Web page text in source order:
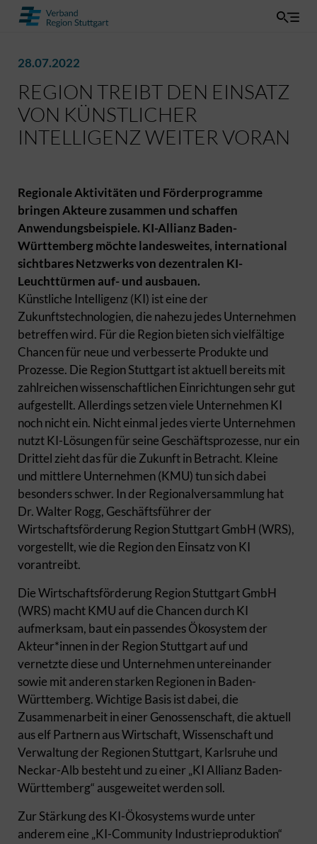
28.07.2022
REGION TREIBT DEN EINSATZ
VON KÜNSTLICHER
INTELLIGENZ WEITER VORAN
Regionale Aktivitäten und Förderprogramme
bringen Akteure zusammen und schaffen
Anwendungsbeispiele. KI-Allianz Baden-
Württemberg möchte landesweites, international
sichtbares Netzwerks von dezentralen KI-
Leuchttürmen auf- und ausbauen.
Künstliche Intelligenz (KI) ist eine der
Zukunftstechnologien, die nahezu jedes Unternehmen
betreffen wird. Für die Region bieten sich vielfältige
Chancen für neue und verbesserte Produkte und
Prozesse. Die Region Stuttgart ist aktuell bereits mit
zahlreichen wissenschaftlichen Einrichtungen sehr gut
aufgestellt. Allerdings setzen viele Unternehmen KI
noch nicht ein. Nicht einmal jedes vierte Unternehmen
nutzt KI-Lösungen für seine Geschäftsprozesse, nur ein
Drittel zieht das für die Zukunft in Betracht. Kleine
und mittlere Unternehmen (KMU) tun sich dabei
besonders schwer. In der Regionalversammlung hat
Dr. Walter Rogg, Geschäftsführer der
Wirtschaftsförderung Region Stuttgart GmbH (WRS),
vorgestellt, wie die Region den Einsatz von KI
vorantreibt.
Die Wirtschaftsförderung Region Stuttgart GmbH
(WRS) macht KMU auf die Chancen durch KI
aufmerksam, baut ein passendes Ökosystem der
Akteur*innen in der Region Stuttgart auf und
vernetzte diese und Unternehmen untereinander
sowie mit anderen starken Regionen in Baden-
Württemberg. Wichtige Basis ist dabei, die
Zusammenarbeit in einer Genossenschaft, die aktuell
aus elf Partnern aus Wirtschaft, Wissenschaft und
Verwaltung der Regionen Stuttgart, Karlsruhe und
Neckar-Alb besteht und zu einer „KI Allianz Baden-
Württemberg“ ausgeweitet werden soll.
Zur Stärkung des KI-Ökosystems wurde unter
anderem eine „KI-Community Industrieproduktion“